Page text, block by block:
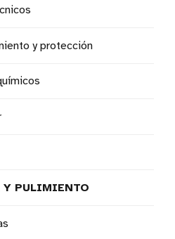
y protección
PULIMIENTO